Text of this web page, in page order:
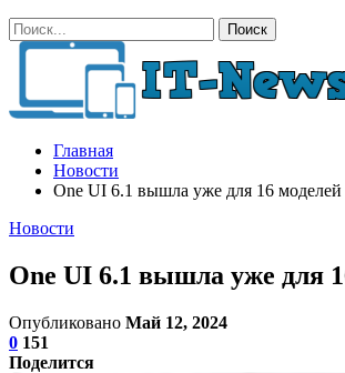
Главная
Новости
One UI 6.1 вышла уже для 16 моделей
Новости
One UI 6.1 вышла уже для
Опубликовано Май 12, 2024
0 151
Поделится